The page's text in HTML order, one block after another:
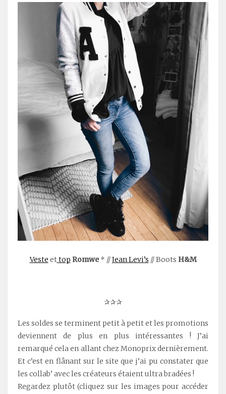
Veste ettop Romwe* //Jean Levi’s // Boots H&M
✰✰✰
Les soldes se terminent petit à petit et les promotions
deviennent de plus en plus intéressantes ! J’ai
remarqué cela en allant chez Monoprix dernièrement.
Et c’est en flânant sur le site que j’ai pu constater que
les collab’ avec les créateurs étaient ultra bradées !
Regardez plutôt (cliquez sur les images pour accéder